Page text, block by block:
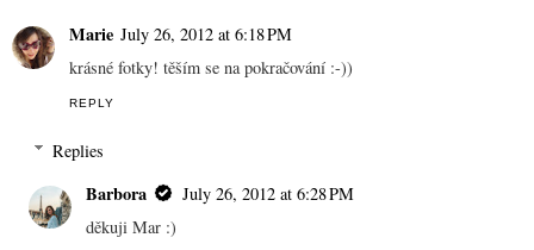
Marie July 26, 2012 at 6:18 PM
krásné fotky! těším se na pokračování :-))
REPLY
Replies
Barbora
July 26, 2012 at 6:28 PM
děkuji Mar :)